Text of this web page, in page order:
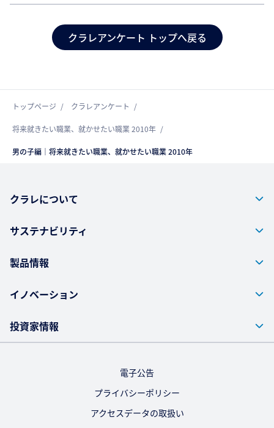
クラレアンケート トップへ戻る
トップページ クラレアンケート
将来就きたい職業、就かせたい職業 2010年
男の子編｜将来就きたい職業、就かせたい職業 2010年
クラレについて
サステナビリティ
製品情報
イノベーション
投資家情報
電子公告
プライバシーポリシー
アクセスデータの取扱い